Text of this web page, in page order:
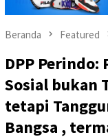
Beranda Featured
DPP Perindo:
Sosial bukan
tetapi
Bangsa ,